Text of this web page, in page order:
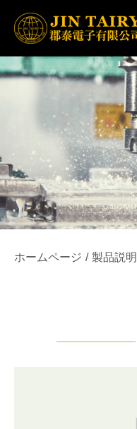
ホームページ 製品説明